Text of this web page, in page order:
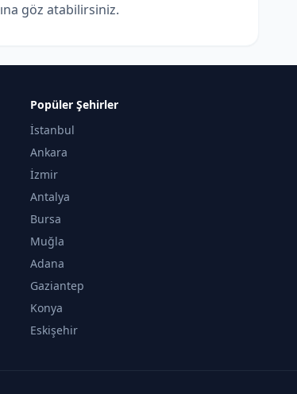
göz atabilirsiniz.
Popüler Şehirler
İstanbul
Ankara
İzmir
Antalya
Bursa
Muğla
Adana
Gaziantep
Konya
Eskişehir